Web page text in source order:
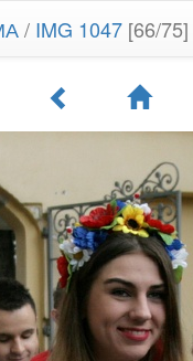
/ IMG 1047 [66/75]